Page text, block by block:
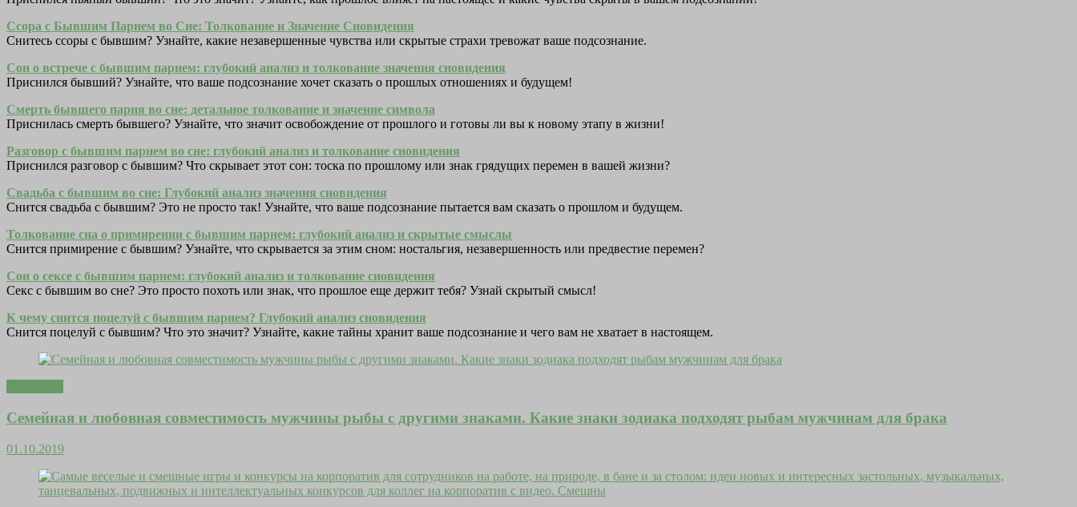
Ссора с Бывшим Парнем во Сне: Толкование и Значение Сновидения
Снитесь ссоры с бывшим? Узнайте, какие незавершенные чувства или скрытые страхи тревожат ваше подсознание.
Сон о встрече с бывшим парнем: глубокий анализ и толкование значения сновидения
Приснился бывший? Узнайте, что ваше подсознание хочет сказать о прошлых отношениях и будущем!
Смерть бывшего парня во сне: детальное толкование и значение символа
Приснилась смерть бывшего? Узнайте, что значит освобождение от прошлого и готовы ли вы к новому этапу в жизни!
Разговор с бывшим парнем во сне: глубокий анализ и толкование сновидения
Приснился разговор с бывшим? Что скрывает этот сон: тоска по прошлому или знак грядущих перемен в вашей жизни?
Свадьба с бывшим во сне: Глубокий анализ значения сновидения
Снится свадьба с бывшим? Это не просто так! Узнайте, что ваше подсознание пытается вам сказать о прошлом и будущем.
Толкование сна о примирении с бывшим парнем: глубокий анализ и скрытые смыслы
Снится примирение с бывшим? Узнайте, что скрывается за этим сном: ностальгия, незавершенность или предвестие перемен?
Сон о сексе с бывшим парнем: глубокий анализ и толкование сновидения
Секс с бывшим во сне? Это просто похоть или знак, что прошлое еще держит тебя? Узнай скрытый смысл!
К чему снится поцелуй с бывшим парнем? Глубокий анализ сновидения
Снится поцелуй с бывшим? Что это значит? Узнайте, какие тайны хранит ваше подсознание и чего вам не хватает в настоящем.
Семейная и любовная совместимость мужчины рыбы с другими знаками. Какие знаки зодиака подходят рыбам мужчинам для брака
01.10.2019